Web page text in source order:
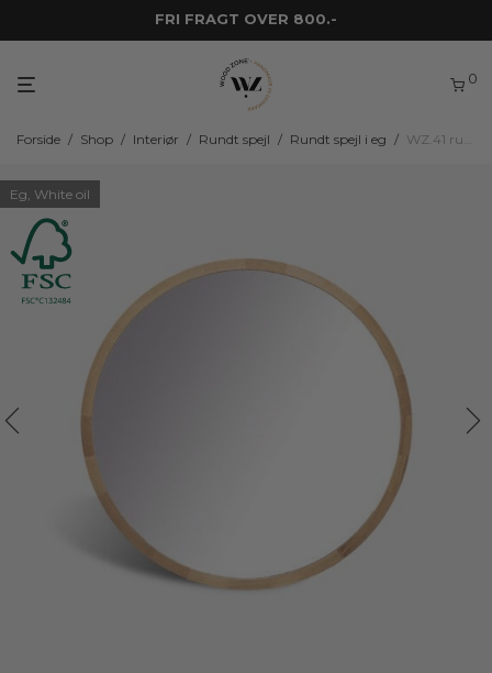
FRI FRAGT OVER 800.-
0
Forside / Shop / Interiør / Rundt spejl / Rundt spejl i eg / WZ.41 rundt spejl
Eg, White oil